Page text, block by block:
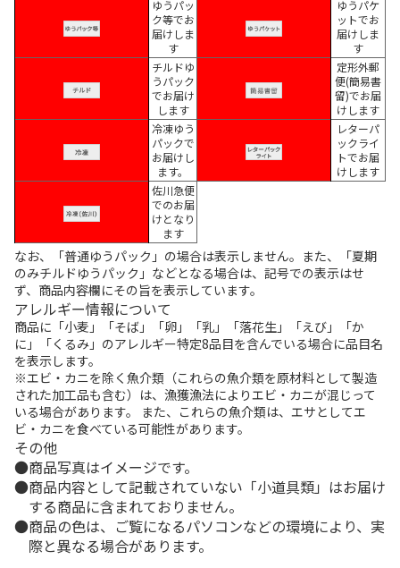
ゆうパッ
ク等でお
届けしま
す
ゆうパケ
ットでお
届けしま
す
チルドゆ
うパック
でお届け
します
定形外郵
便(簡易書
留)でお届
けします
冷凍ゆう
パックで
お届けし
ます。
レターパ
ックライ
トでお届
けします
佐川急便
でのお届
けとなり
ます
なお、「普通ゆうパック」の場合は表示しません。また、「夏期
のみチルドゆうパック」などとなる場合は、記号での表示はせ
ず、商品内容欄にその旨を表示しています。
アレルギー情報について
商品に「小麦」「そば」「卵」「乳」「落花生」「えび」「か
に」「くるみ」のアレルギー特定8品目を含んでいる場合に品目名
を表示します。
※エビ・カニを除く魚介類（これらの魚介類を原材料として製造
された加工品も含む）は、漁獲漁法によりエビ・カニが混じって
いる場合があります。 また、これらの魚介類は、エサとしてエ
ビ・カニを食べている可能性があります。
その他
商品写真はイメージです。
商品内容として記載されていない「小道具類」はお届け
する商品に含まれておりません。
商品の色は、ご覧になるパソコンなどの環境により、実
際と異なる場合があります。